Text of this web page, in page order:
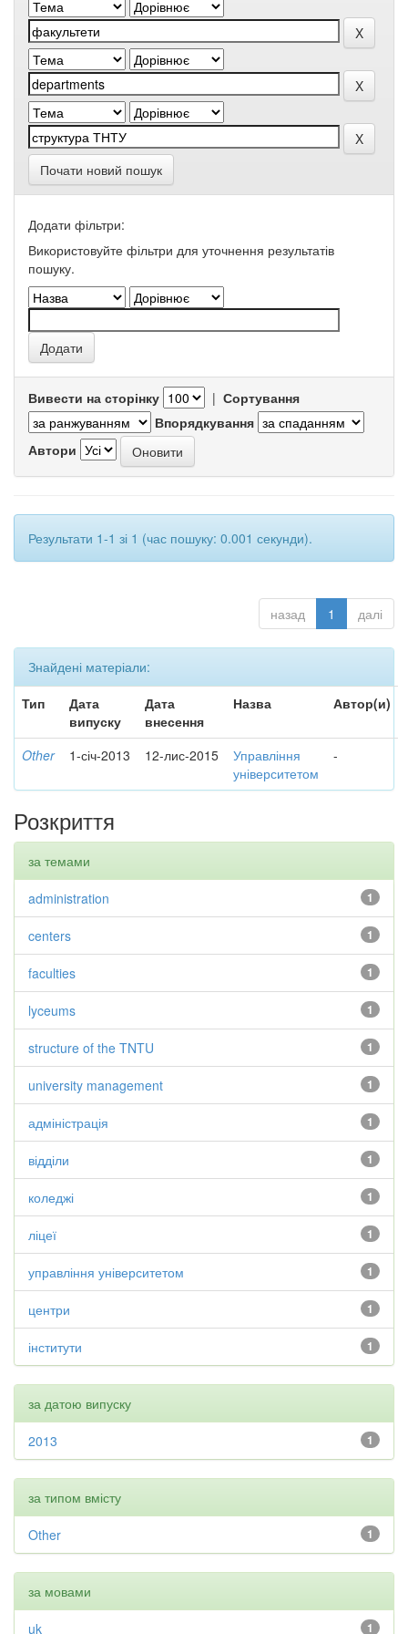
Почати новий пошук
Додати фільтри:
Використовуйте фільтри для уточнення результатів
пошуку.
Вивести на сторінку | Сортування
Впорядкування
Автори
Результати 1-1 зі 1 (час пошуку: 0.001 секунди).
назад 1 далі
Знайдені матеріали:
Тип
Дата
випуску
Дата
внесення
Назва Автор(и)
Other 1-січ-2013 12-лис-2015
Управління
університетом
-
Розкриття
за темами
1
administration
1
centers
1
faculties
1
lyceums
1
structure of the TNTU
1
university management
1
адміністрація
1
відділи
1
коледжі
1
ліцеї
1
управління університетом
1
центри
1
інститути
за датою випуску
1
2013
за типом вмісту
1
Other
за мовами
1
uk